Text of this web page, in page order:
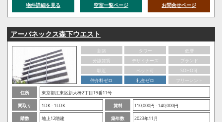
物件詳細を見る 空室一覧ページ お問合せページ
アーバネックス森下ウエスト
新築 タワー
低層
分譲賃貸
デザイナーズ
ブランド
駅近
ペット可
SOHO可
仲介料ゼロ
礼金ゼロ
フリーレント
住所
東京都江東区新大橋2丁目19番11号
間取り
1DK - 1LDK 賃料
110,000円 - 140,000円
階数
地上12階建 築年数
2023年11月